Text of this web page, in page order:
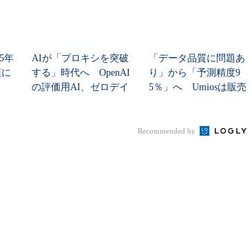
年
AIが「プロキシを突破
する」時代へ OpenAI
の評価用AI、ゼロデイ
「データ品質に問題あ
り」から「予測精度9
5％」へ Umiosは販売
Recommended by